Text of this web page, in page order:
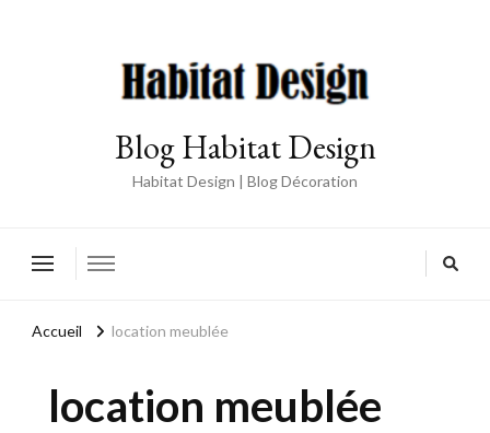
Blog Habitat Design
Habitat Design | Blog Décoration
Accueil location meublée
location meublée